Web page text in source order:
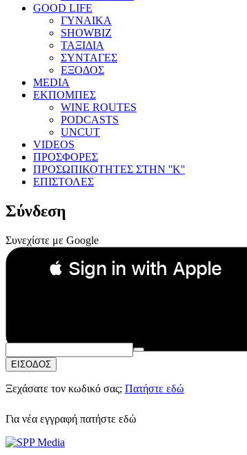
GOOD LIFE
ΓΥΝΑΙΚΑ
SHOWBIZ
ΤΑΞΙΔΙΑ
ΣΥΝΤΑΓΕΣ
ΕΞΟΔΟΣ
MEDIA
ΕΚΠΟΜΠΕΣ
WINE ROUTES
PODCASTS
UNCUT
VIDEOS
ΠΡΟΣΦΟΡΕΣ
ΠΡΟΣΩΠΙΚΟΤΗΤΕΣ ΣΤΗΝ ''Κ''
ΕΠΙΣΤΟΛΕΣ
Σύνδεση
Συνεχίστε με Google
 Sign in with Apple
Συνεχίστε με Apple
ή
Email:
Κωδικός Πρόσβασης:
ΕΙΣΟΔΟΣ
Ξεχάσατε τον κωδικό σας; Πατήστε εδώ
Για νέα εγγραφή πατήστε εδώ